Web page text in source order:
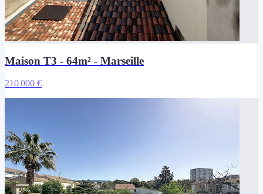
Maison T3 - 64m² - Marseille
210 000 €